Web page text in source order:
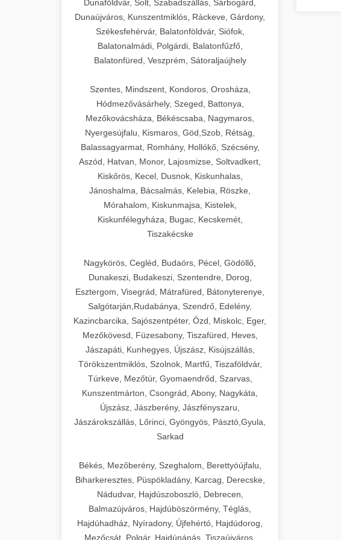
Dunaföldvár, Solt, Szabadszállás, Sárbogárd,
Dunaújváros, Kunszentmiklós, Ráckeve, Gárdony,
Székesfehérvár, Balatonföldvár, Siófok,
Balatonalmádi, Polgárdi, Balatonfűzfő,
Balatonfüred, Veszprém, Sátoraljaújhely
Szentes, Mindszent, Kondoros, Orosháza,
Hódmezővásárhely, Szeged, Battonya,
Mezőkovácsháza, Békéscsaba, Nagymaros,
Nyergesújfalu, Kismaros, Göd,Szob, Rétság,
Balassagyarmat, Romhány, Hollókő, Szécsény,
Aszód, Hatvan, Monor, Lajosmizse, Soltvadkert,
Kiskőrös, Kecel, Dusnok, Kiskunhalas,
Jánoshalma, Bácsalmás, Kelebia, Röszke,
Mórahalom, Kiskunmajsa, Kistelek,
Kiskunfélegyháza, Bugac, Kecskemét,
Tiszakécske
Nagykörös, Cegléd, Budaörs, Pécel, Gödöllő,
Dunakeszi, Budakeszi, Szentendre, Dorog,
Esztergom, Visegrád, Mátrafüred, Bátonyterenye,
Salgótarján,Rudabánya, Szendrő, Edelény,
Kazincbarcika, Sajószentpéter, Ózd, Miskolc, Eger,
Mezőkövesd, Füzesabony, Tiszafüred, Heves,
Jászapáti, Kunhegyes, Újszász, Kisújszállás,
Törökszentmiklós, Szolnok, Martfű, Tiszaföldvár,
Túrkeve, Mezőtúr, Gyomaendrőd, Szarvas,
Kunszentmárton, Csongrád, Abony, Nagykáta,
Újszász, Jászberény, Jászfényszaru,
Jászárokszállás, Lőrinci, Gyöngyös, Pásztó,Gyula,
Sarkad
Békés, Mezőberény, Szeghalom, Berettyóújfalu,
Biharkeresztes, Püspökladány, Karcag, Derecske,
Nádudvar, Hajdúszoboszló, Debrecen,
Balmazújváros, Hajdúböszörmény, Téglás,
Hajdúhadház, Nyíradony, Újfehértó, Hajdúdorog,
Mezőcsát, Polgár, Hajdúnánás, Tiszaújváros,